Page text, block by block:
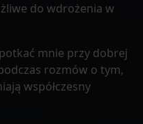
do wdrożenia w
mnie przy dobrej
rozmów o tym,
współczesny